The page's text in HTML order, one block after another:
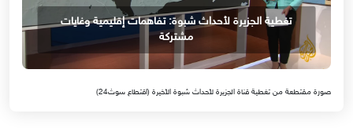
تغطية الجزيرة لأحداث شبوة: تفاهمات إقليمية وغايات
مشتركة
صورة مقتطعة من تغطية قناة الجزيرة لأحداث شبوة الأخيرة (اقتطاع سوث24)